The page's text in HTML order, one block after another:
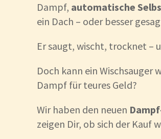
Dampf, automatische
ein Dach – oder besser
Er saugt, wischt, trocknet –
Doch kann ein Wischsauger
Dampf für teures Geld?
Wir haben den neuen
zeigen Dir, ob sich der Kauf